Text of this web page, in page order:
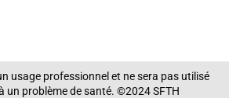
usage professionnel et ne sera pas utilisé
un problème de santé. ©2024 SFTH